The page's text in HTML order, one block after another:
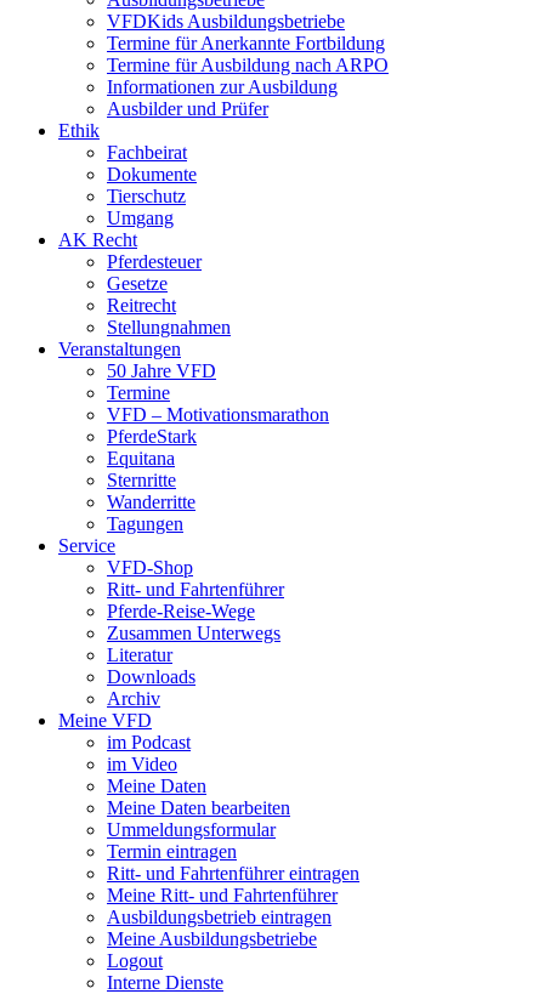
VFDKids Ausbildungsbetriebe
Termine für Anerkannte Fortbildung
Termine für Ausbildung nach ARPO
Informationen zur Ausbildung
Ausbilder und Prüfer
Ethik
Fachbeirat
Dokumente
Tierschutz
Umgang
AK Recht
Pferdesteuer
Gesetze
Reitrecht
Stellungnahmen
Veranstaltungen
50 Jahre VFD
Termine
VFD – Motivationsmarathon
PferdeStark
Equitana
Sternritte
Wanderritte
Tagungen
Service
VFD-Shop
Ritt- und Fahrtenführer
Pferde-Reise-Wege
Zusammen Unterwegs
Literatur
Downloads
Archiv
Meine VFD
im Podcast
im Video
Meine Daten
Meine Daten bearbeiten
Ummeldungsformular
Termin eintragen
Ritt- und Fahrtenführer eintragen
Meine Ritt- und Fahrtenführer
Ausbildungsbetrieb eintragen
Meine Ausbildungsbetriebe
Logout
Interne Dienste